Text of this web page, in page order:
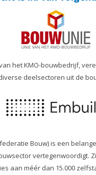
het KMO-bouwbedrijf,
deelsectoren uit de
Bouw) is een
vertegenwoordigt.
aan méér dan 15.000